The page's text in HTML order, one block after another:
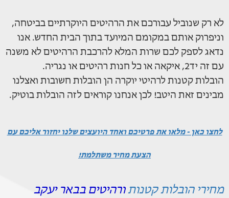
לא רק שנוביל עבורכם את הרהיטים היוקרתיים בביטחה,
וניפרוק אותם במקומם המיועד בתוך הבית החדש. אנו
נדאג לספק לכם שרות המלא להרכבת הרהיטים לא משנה
עם זה יד2, איקאה או כל חנות רהיטים או נגריה.
הובלות קטנות לרהיטי יוקרה הן הובלות חשובות ואצלנו
מבינים זאת היטב! לכן אנחנו קוראים לזה הובלות בוטיק.
לחצו כאן - מלאו את פרטיכם ואחד היועצים שלנו יחזור אליכם עם
הצעת מחיר משתלמת!
מחירי הובלות קטנותורהיטים בבאר יעקב